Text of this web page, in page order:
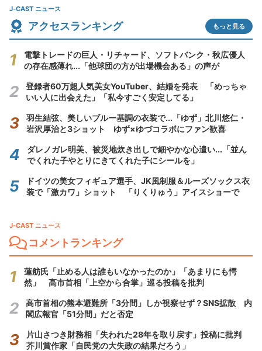
J-CAST ニュース
アクセスランキング もっと見る
電撃トレードの巨人・リチャード、ソフトバンク・秋広優人
の存在感薄れ...「他球団の方が出場機会ある」の声が
登録者60万超人気美女YouTuber、結婚を発表 「めっちゃ
いい人に出会えた」「私今すごく安定してる」
羽生結弦、美しいブルー基調の衣装で...「ゆず」北川悠仁・
岩沢厚治と3ショット ゆず×ゆづコラボにファン歓喜
ダレノガレ明美、被災地炊き出しで細やかな心遣い...「並ん
でくれた子やとりにきてくれた子にシールを」
ドイツの美女フィギュア選手、JK風制服＆ルーズソックス衣
装で「激カワ」ショット 「りくりゅう」アイスショーで
J-CAST ニュース
コメントランキング
蓮舫氏「止める人は誰もいなかったのか」「あまりにも愕
然」 高市首相「上空から合掌」巡る投稿を批判
高市首相の熊本避難所「3分間」しか視察せず？SNS拡散 内
閣広報官「51分間」だと否定
片山さつき財務相「失われた28年を取り戻す」投稿に批判
芥川賞作家「自民党の大失政の結果だろう」